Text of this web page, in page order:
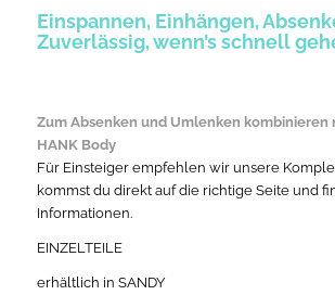
Einspannen, Einhängen,
Zuverlässig, wenn’s schnell
Zum Absenken und Umlenken kombinieren
HANK Body
Für Einsteiger empfehlen wir unsere
kommst du direkt auf die richtige Seite und
Informationen.
EINZELTEILE
erhältlich in SANDY